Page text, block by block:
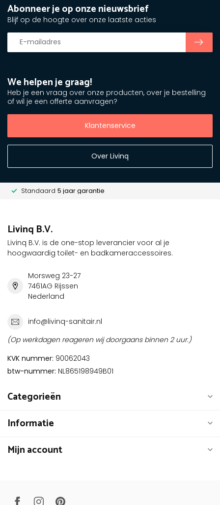
We helpen je graag!
Heb je een vraag over onze producten, over je bestelling
of wil je een offerte aanvragen?
Klantenservice
Over Livinq
Abonneer je op onze nieuwsbrief
Blijf op de hoogte over onze laatste acties
Standaard 5 jaar garantie
Livinq B.V.
Livinq B.V. is de one-stop leverancier voor al je
hoogwaardig toilet- en badkameraccessoires.
Morsweg 23-27
7461AG Rijssen
Nederland
info@livinq-sanitair.nl
(Op werkdagen reageren wij doorgaans binnen 2 uur.)
KVK nummer: 90062043
btw-nummer: NL865198949B01
Categorieën
Informatie
Mijn account